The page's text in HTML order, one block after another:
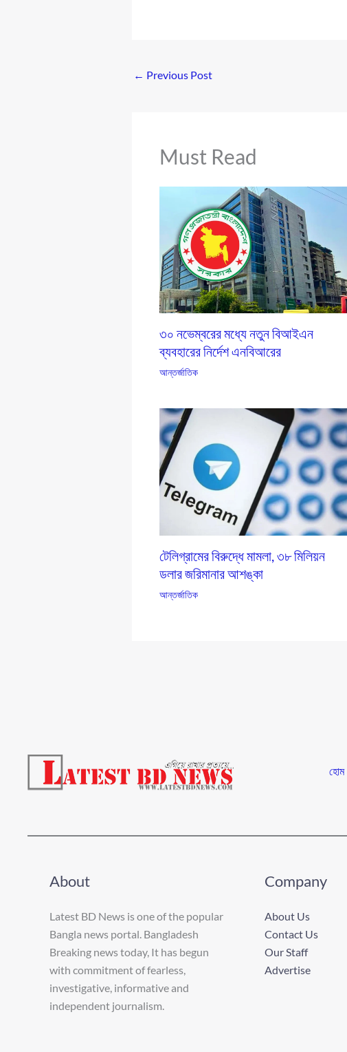
← Previous Post
Must Read
৩০ নভেম্বরের মধ্যে নতুন বিআইএন
ব্যবহারের নির্দেশ এনবিআরের
আন্তর্জাতিক
টেলিগ্রামের বিরুদ্ধে মামলা, ৩৮ মিলিয়ন
ডলার জরিমানার আশঙ্কা
আন্তর্জাতিক
হোম
About
Latest BD News is one of the popular
Bangla news portal. Bangladesh
Breaking news today, It has begun
with commitment of fearless,
investigative, informative and
independent journalism.
Company
About Us
Contact Us
Our Staff
Advertise